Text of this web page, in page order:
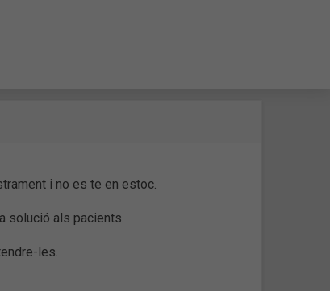
i no es te en estoc.
solució als pacients.
les.